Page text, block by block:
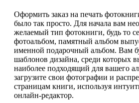
Оформить заказ на печать
было так просто. Для начала вам
желаемый тип фотокниги, будь то
фотоальбом, памятный альбом
именной подарочный альбом. Вам
шаблонов дизайна, среди которых
наиболее подходящий для вашего
загрузите свои фотографии и
страницам книги, используя
онлайн-редактор.